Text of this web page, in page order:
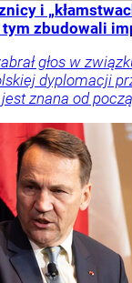
i
tym zbudowali
głos w
dyplomacji
znana od